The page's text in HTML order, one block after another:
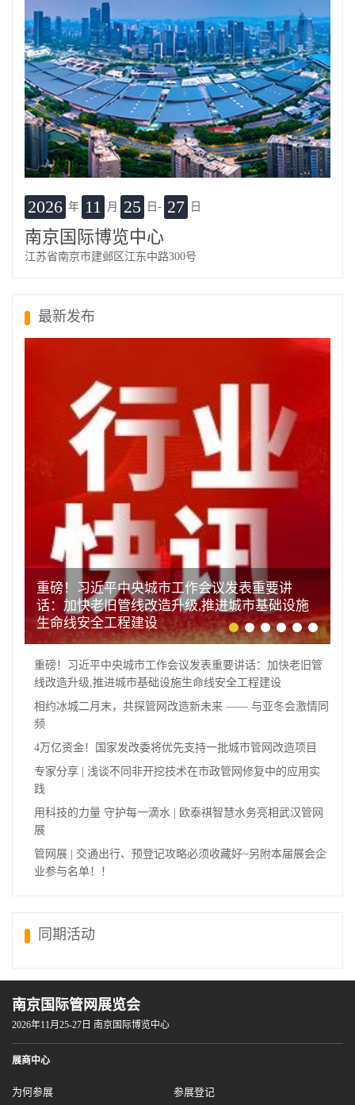
2026 年 11 月 25 日- 27 日
南京国际博览中心
江苏省南京市建邺区江东中路300号
最新发布
重磅！习近平中央城市工作会议发表重要讲
话：加快老旧管线改造升级,推进城市基础设施
生命线安全工程建设
重磅！习近平中央城市工作会议发表重要讲话：加快老旧管
线改造升级,推进城市基础设施生命线安全工程建设
相约冰城二月末，共探管网改造新未来 —— 与亚冬会激情同
频
4万亿资金！国家发改委将优先支持一批城市管网改造项目
专家分享 | 浅谈不同非开挖技术在市政管网修复中的应用实
践
用科技的力量 守护每一滴水 | 欧泰祺智慧水务亮相武汉管网
展
管网展 | 交通出行、预登记攻略必须收藏好~另附本届展会企
业参与名单！！
同期活动
南京国际管网展览会
2026年11月25-27日 南京国际博览中心
展商中心
为何参展 参展登记